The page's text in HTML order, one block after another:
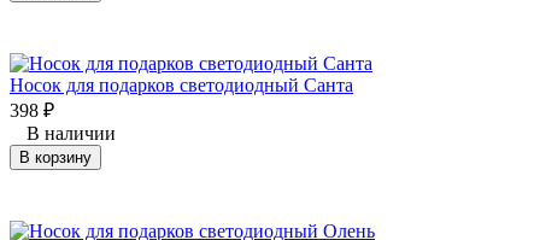
Носок для подарков светодиодный Санта
398 ₽
В наличии
В корзину